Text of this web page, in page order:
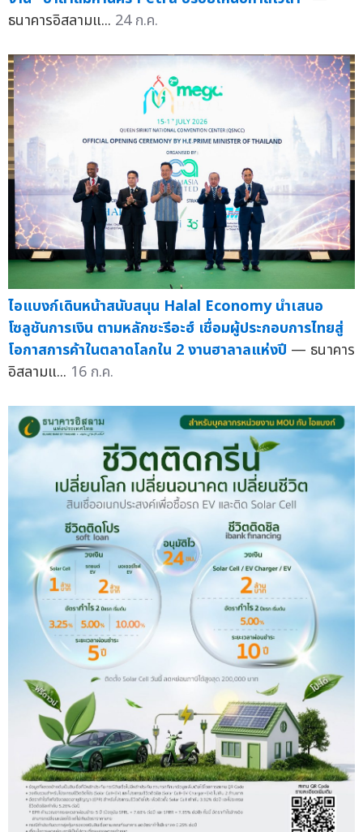
ธนาคารอิสลามแ... 24 ก.ค.
ไอแบงก์เดินหน้าสนับสนุน Halal Economy นำเสนอ
โซลูชันการเงิน ตามหลักชะรีอะฮ์ เชื่อมผู้ประกอบการไทยสู่
โอกาสการค้าในตลาดโลกใน 2 งานฮาลาลแห่งปี — ธนาคาร
อิสลามแ... 16 ก.ค.